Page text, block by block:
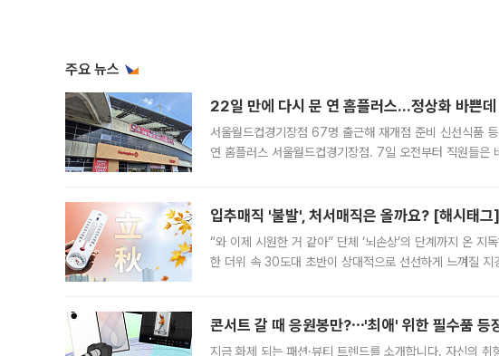
주요 뉴스
22일 만에 다시 문 연 홈플러스…정상화 바쁜데
서울월드컵경기장점 67명 출근해 재개점 준비 신선식품
연 홈플러스 서울월드컵경기장점. 7일 오전부터 직원들은
입추매직 '불발', 처서매직은 올까요? [해시태그]
“와 이제 시원한 거 같아” 단체 ‘뇌손상’의 단계까지 온
한 더위 속 30도대 초반이 상대적으로 선선하게 느껴질
콘서트 갈 때 응원봉만?⋯'최애' 위한 필수품 등
지금 화제 되는 패션·뷰티 트렌드를 소개합니다. 자신의